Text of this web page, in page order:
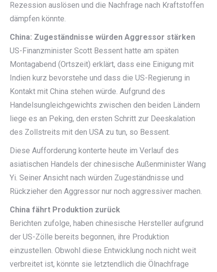
Rezession auslösen und die Nachfrage nach Kraftstoffen
dämpfen könnte.
China: Zugeständnisse würden Aggressor stärken
US-Finanzminister Scott Bessent hatte am späten
Montagabend (Ortszeit) erklärt, dass eine Einigung mit
Indien kurz bevorstehe und dass die US-Regierung in
Kontakt mit China stehen würde. Aufgrund des
Handelsungleichgewichts zwischen den beiden Ländern
liege es an Peking, den ersten Schritt zur Deeskalation
des Zollstreits mit den USA zu tun, so Bessent.
Diese Aufforderung konterte heute im Verlauf des
asiatischen Handels der chinesische Außenminister Wang
Yi. Seiner Ansicht nach würden Zugeständnisse und
Rückzieher den Aggressor nur noch aggressiver machen.
China fährt Produktion zurück
Berichten zufolge, haben chinesische Hersteller aufgrund
der US-Zölle bereits begonnen, ihre Produktion
einzustellen. Obwohl diese Entwicklung noch nicht weit
verbreitet ist, könnte sie letztendlich die Ölnachfrage